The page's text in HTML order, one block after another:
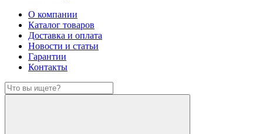
О компании
Каталог товаров
Доставка и оплата
Новости и статьи
Гарантии
Контакты